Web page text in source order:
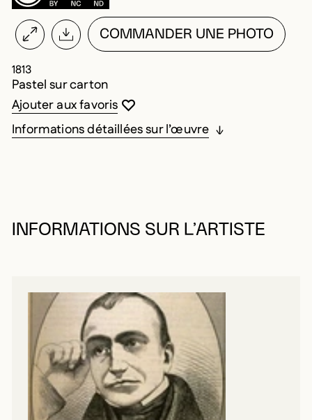
COMMANDER UNE PHOTO
1813
Pastel sur carton
Vous devez être connecté pour ajouter
Fermer la modale
Ouvrir la modale
Ajouter aux favoris
Informations détaillées sur l’œuvre
INFORMATIONS SUR L’ARTISTE